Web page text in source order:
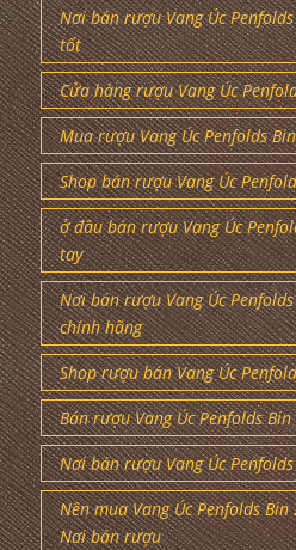
Nơi bán rượu Vang Úc
tốt
Cửa hàng rượu Vang Úc
Mua rượu Vang Úc Penfolds
Shop bán rượu Vang Úc
ở đâu bán rượu Vang Úc
tay
Nơi bán rượu Vang Úc
chính hãng
Shop rượu bán Vang Úc
Bán rượu Vang Úc Penfolds
Nơi bán rượu Vang Úc
Nên mua Vang Úc Penfolds
Nơi bán rượu